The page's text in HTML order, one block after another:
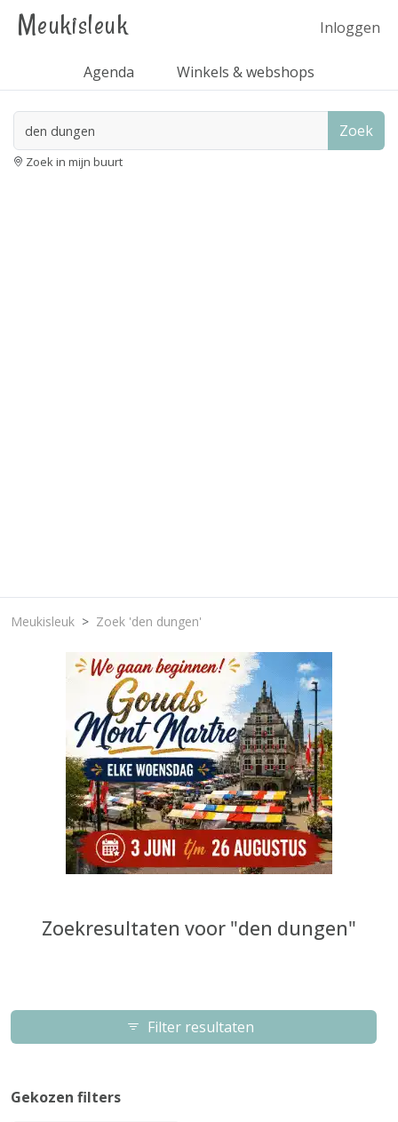
Meukisleuk Inloggen
Agenda Winkels & webshops
Zoek
Zoek in mijn buurt
Meukisleuk Zoek 'den dungen'
Zoekresultaten voor "den dungen"
Filter resultaten
Gekozen filters